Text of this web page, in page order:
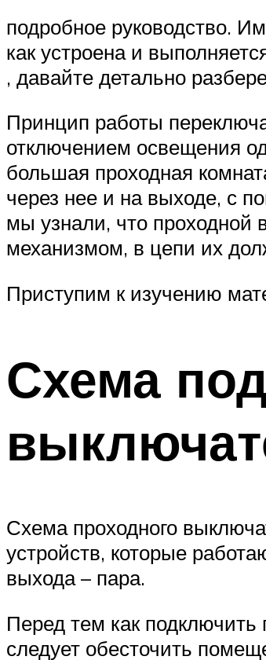
подробное руководство.
как устроена и
, давайте детально
Принцип работы
отключением освещения
большая проходная
через нее и на выходе, с
мы узнали, что проходной
механизмом, в цепи их
Приступим к изучению
Схема
Схема проходного
устройств, которые
выхода – пара.
Перед тем как
следует обесточить